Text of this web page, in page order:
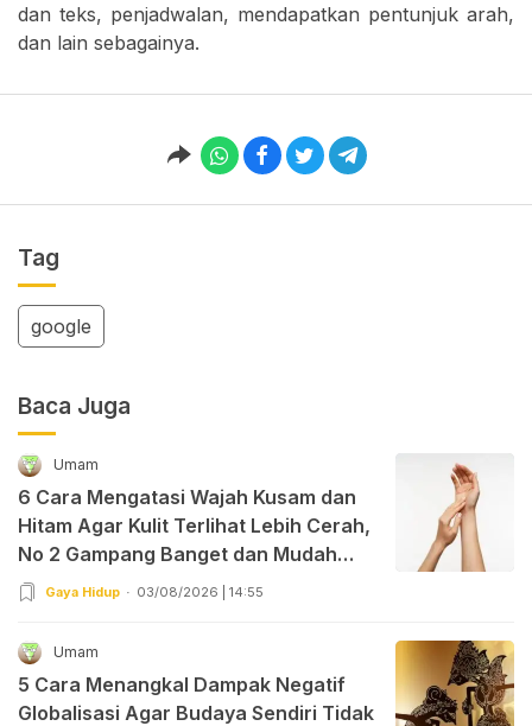
dan teks, penjadwalan, mendapatkan pentunjuk arah,
dan lain sebagainya.
Tag
google
Baca Juga
Umam
6 Cara Mengatasi Wajah Kusam dan
Hitam Agar Kulit Terlihat Lebih Cerah,
No 2 Gampang Banget dan Mudah
Dipraktekkan!
Gaya Hidup 03/08/2026 | 14:55
Umam
5 Cara Menangkal Dampak Negatif
Globalisasi Agar Budaya Sendiri Tidak